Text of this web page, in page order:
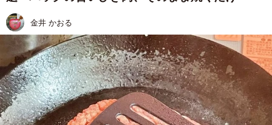
金井 かおる